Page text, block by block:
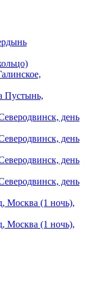
Пустынь,
день
день
день
день
Москва (1 ночь),
Москва (1 ночь),